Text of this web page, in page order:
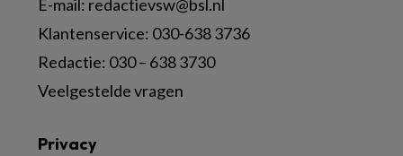
E-mail: redactievsw@bsl.nl
Klantenservice: 030-638 3736
Redactie: 030 – 638 3730
Veelgestelde vragen
Privacy